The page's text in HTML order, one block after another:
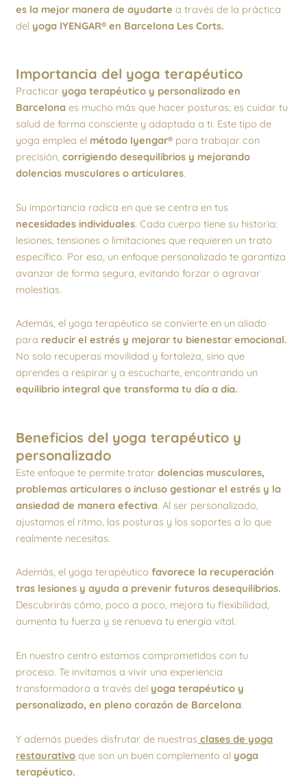
es la mejor manera de ayudarte a través de la práctica
del yoga IYENGAR® en Barcelona Les Corts.
Importancia del yoga terapéutico
Practicar yoga terapéutico y personalizado en
Barcelona es mucho más que hacer posturas; es cuidar tu
salud de forma consciente y adaptada a ti. Este tipo de
yoga emplea el método Iyengar® para trabajar con
precisión,corrigiendo desequilibrios y mejorando
dolencias musculares o articulares.
Su importancia radica en que se centra en tus
necesidades individuales. Cada cuerpo tiene su historia:
lesiones, tensiones o limitaciones que requieren un trato
específico. Por eso, un enfoque personalizado te garantiza
avanzar de forma segura, evitando forzar o agravar
molestias.
Además, el yoga terapéutico se convierte en un aliado
para reducir el estrés y mejorar tu bienestar emocional.
No solo recuperas movilidad y fortaleza, sino que
aprendes a respirar y a escucharte, encontrando un
equilibrio integral que transforma tu día a día.
Beneficios del yoga terapéutico y
personalizado
Este enfoque te permite tratardolencias musculares,
problemas articulares o incluso gestionar el estrés y la
ansiedad de manera efectiva. Al ser personalizado,
ajustamos el ritmo, las posturas y los soportes a lo que
realmente necesitas.
Además, el yoga terapéuticofavorece la recuperación
tras lesiones y ayuda a prevenir futuros desequilibrios.
Descubrirás cómo, poco a poco, mejora tu flexibilidad,
aumenta tu fuerza y se renueva tu energía vital.
En nuestro centro estamos comprometidos con tu
proceso. Te invitamos a vivir una experiencia
transformadora a través del yoga terapéutico y
personalizado, en pleno corazón de Barcelona.
Y además puedes disfrutar de nuestras clases de yoga
restaurativo que son un buen complemento al yoga
terapéutico.